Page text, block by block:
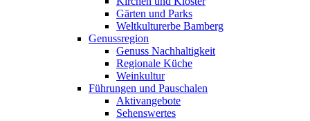
Gärten und Parks
Weltkulturerbe Bamberg
Genussregion
Genuss Nachhaltigkeit
Regionale Küche
Weinkultur
Führungen und Pauschalen
Aktivangebote
Sehenswertes